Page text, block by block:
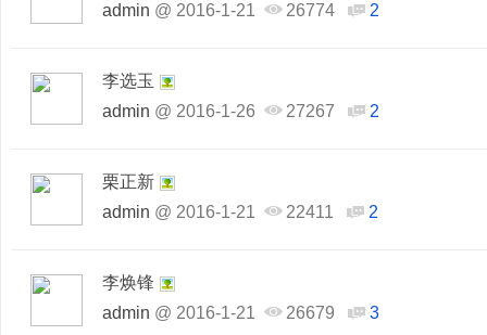
admin @ 2016-1-21 26774 2
李选玉
admin @ 2016-1-26 27267 2
栗正新
admin @ 2016-1-21 22411 2
李焕锋
admin @ 2016-1-21 26679 3